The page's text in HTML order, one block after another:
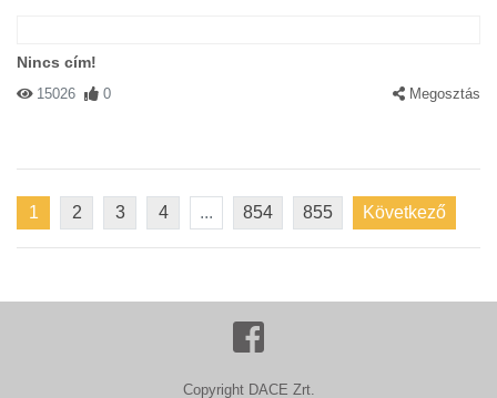
Nincs cím!
15026 0 Megosztás
1 2 3 4 ... 854 855 Következő
Copyright DACE Zrt.